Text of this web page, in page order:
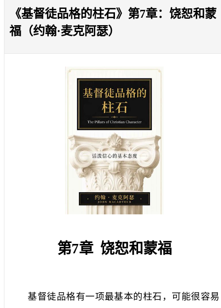
《基督徒品格的柱石》第7章：饶恕和蒙
福（约翰·麦克阿瑟）
第7章 饶恕和蒙福
基督徒品格有一项最基本的柱石，可能很容易